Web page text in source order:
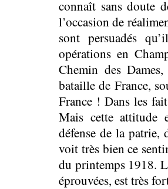
connaît sans doute
l’occasion de
sont persuadés
opérations en
Chemin des
bataille de France,
France ! Dans les
Mais cette attitude
défense de la patrie,
voit très bien ce
du printemps 1918.
éprouvées, est très